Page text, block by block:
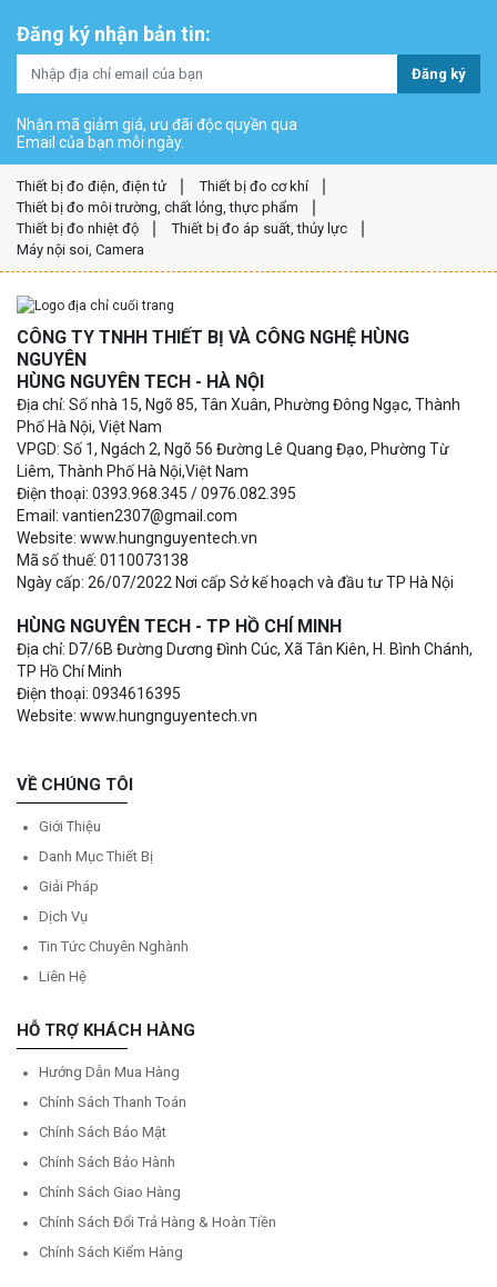
Đăng ký nhận bản tin:
Đăng ký
Nhận mã giảm giá, ưu đãi độc quyền qua
Email của bạn mỗi ngày.
Thiết bị đo điện, điện tử
Thiết bị đo cơ khí
Thiết bị đo môi trường, chất lỏng, thực phẩm
Thiết bị đo nhiệt độ
Thiết bị đo áp suất, thủy lực
Máy nội soi, Camera
CÔNG TY TNHH THIẾT BỊ VÀ CÔNG NGHỆ HÙNG
NGUYÊN
HÙNG NGUYÊN TECH - HÀ NỘI
Địa chỉ: Số nhà 15, Ngõ 85, Tân Xuân, Phường Đông Ngạc, Thành
Phố Hà Nội, Việt Nam
VPGD: Số 1, Ngách 2, Ngõ 56 Đường Lê Quang Đạo, Phường Từ
Liêm, Thành Phố Hà Nội,Việt Nam
Điện thoại: 0393.968.345 / 0976.082.395
Email: vantien2307@gmail.com
Website: www.hungnguyentech.vn
Mã số thuế: 0110073138
Ngày cấp: 26/07/2022 Nơi cấp Sở kế hoạch và đầu tư TP Hà Nội
HÙNG NGUYÊN TECH - TP HỒ CHÍ MINH
Địa chỉ: D7/6B Đường Dương Đình Cúc, Xã Tân Kiên, H. Bình Chánh,
TP Hồ Chí Minh
Điện thoại: 0934616395
Website: www.hungnguyentech.vn
VỀ CHÚNG TÔI
Giới Thiệu
Danh Mục Thiết Bị
Giải Pháp
Dịch Vụ
Tin Tức Chuyên Nghành
Liên Hệ
HỖ TRỢ KHÁCH HÀNG
Hướng Dẫn Mua Hàng
Chính Sách Thanh Toán
Chính Sách Bảo Mật
Chính Sách Bảo Hành
Chính Sách Giao Hàng
Chính Sách Đổi Trả Hàng & Hoàn Tiền
Chính Sách Kiểm Hàng